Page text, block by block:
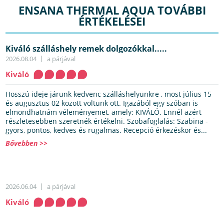
ENSANA THERMAL AQUA TOVÁBBI
ÉRTÉKELÉSEI
Kiváló szálláshely remek dolgozókkal.....
2026.08.04 a párjával
Kiváló
Hosszú ideje járunk kedvenc szálláshelyünkre , most július 15
és augusztus 02 között voltunk ott. Igazából egy szóban is
elmondhatnám véleményemet, amely: KIVÁLÓ. Ennél azért
részletesebben szeretnék értékelni. Szobafoglalás: Szabina -
gyors, pontos, kedves és rugalmas. Recepció érkezéskor és...
Bővebben >>
2026.06.04 a párjával
Kiváló